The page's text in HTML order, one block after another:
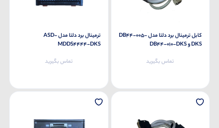
کابل ترمینال برد دلتا مدل DB44-005-
DKS و DB44-010-DKS
تماس بگیرید
ترمینال برد دلتا مدل ASD-
MDDS4444-DKS
تماس بگیرید